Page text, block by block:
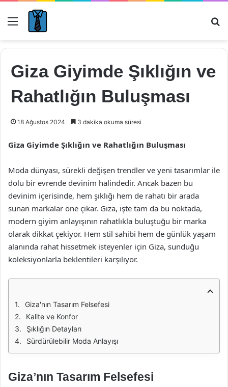
Menü
Giza Giyimde Şıklığın ve
Rahatlığın Buluşması
18 Ağustos 2024 3 dakika okuma süresi
Giza Giyimde Şıklığın ve Rahatlığın Buluşması
Moda dünyası, sürekli değişen trendler ve yeni tasarımlar ile
dolu bir evrende devinim halindedir. Ancak bazen bu
devinim içerisinde, hem şıklığı hem de rahatı bir arada
sunan markalar öne çıkar. Giza, işte tam da bu noktada,
modern giyim anlayışının rahatlıkla buluştuğu bir marka
olarak dikkat çekiyor. Hem stil sahibi hem de günlük yaşam
alanında rahat hissetmek isteyenler için Giza, sunduğu
koleksiyonlarla beklentileri karşılıyor.
Giza'nın Tasarım Felsefesi
Kalite ve Konfor
Şıklığın Detayları
Sürdürülebilir Moda Anlayışı
Giza’nın Tasarım Felsefesi